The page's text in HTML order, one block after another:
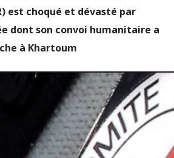
est choqué et dévasté par
dont son convoi humanitaire a
à Khartoum